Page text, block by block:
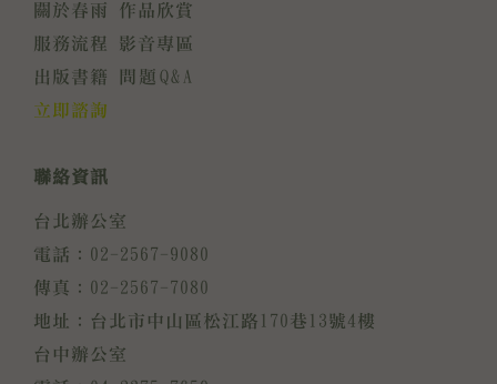
關於春雨
作品欣賞
服務流程
影音專區
出版書籍
問題Q&A
立即諮詢
聯絡資訊
台北辦公室
電話：02-2567-9080
傳真：02-2567-7080
地址：台北市中山區松江路170巷13號4樓
台中辦公室